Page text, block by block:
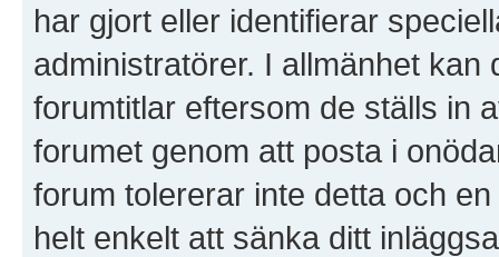
har gjort eller identifierar
administratörer. I allmänhet
forumtitlar eftersom de ställs in
forumet genom att posta i
forum tolererar inte detta och
helt enkelt att sänka ditt